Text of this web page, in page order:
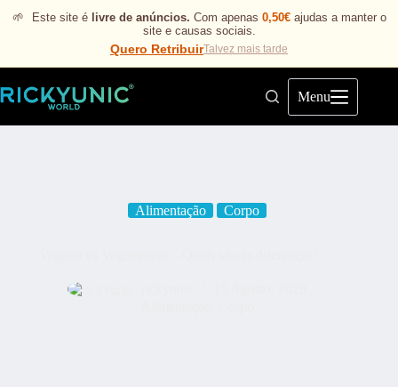
🌱 Este site é livre de anúncios. Com apenas 0,50€ajudas a manter o
site e causas sociais.
Quero RetribuirTalvez mais tarde
Menu
Alimentação Corpo